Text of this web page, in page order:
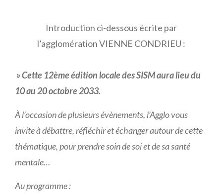
Introduction ci-dessous écrite par
l’agglomération VIENNE CONDRIEU :
» Cette 12ème édition locale des SISM aura lieu du
10 au 20 octobre 2033.
À l’occasion de plusieurs évènements, l’Agglo vous
invite à débattre, réfléchir et échanger autour de cette
thématique, pour prendre soin de soi et de sa santé
mentale…
Au programme :